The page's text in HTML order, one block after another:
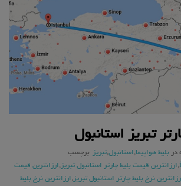
تبریز استانبول
در بلیط هواپیما,استانبول,تبریز
برچسب
,ارزانترین قیمت بلیط چارتر استانبول تبریز ,ارزانترین قیمت
نرخ بلیط چارتر استانبول تبریز ,ارزانترین نرخ بلیط